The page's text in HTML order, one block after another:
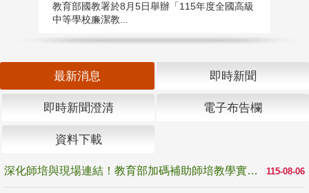
教育部國教署於8月5日舉辦「115年度全國高級
中等學校廉潔教...
最新消息 即時新聞
即時新聞澄清 電子布告欄
資料下載
115-08-06
深化師培與現場連結！教育部加碼補助師培教學實踐研究 10月師培國際研討會交流教學實踐經驗